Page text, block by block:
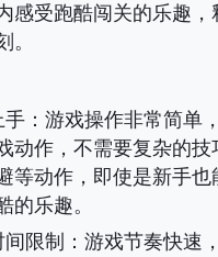
感受跑酷闯关的乐趣，
。
手：游戏操作非常简单
动作，不需要复杂的技
等动作，即使是新手也
的乐趣。
限制
：游戏节奏快速